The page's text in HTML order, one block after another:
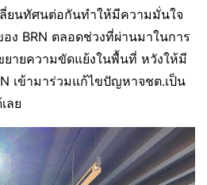
ยนทัศนต่อกันทำให้มีความมั่นใจ
ง BRN ตลอดช่วงที่ผ่านมาในการ
ายความขัดแย้งในพื้นที่ หวังให้มี
เข้ามาร่วมแก้ไขปัญหาจชต.เป็น
ลย